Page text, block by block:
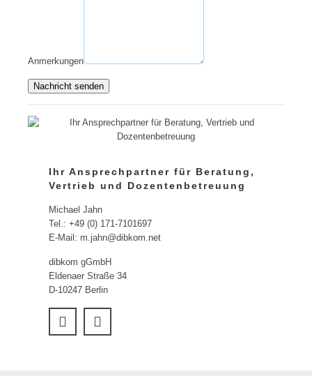
Anmerkungen
Nachricht senden
Ihr Ansprechpartner für Beratung,
Vertrieb und Dozentenbetreuung
Michael Jahn
Tel.: +49 (0) 171-7101697
E-Mail: m.jahn@dibkom.net
dibkom gGmbH
Eldenaer Straße 34
D-10247 Berlin